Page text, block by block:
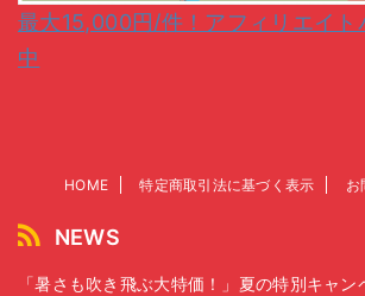
最大15,000円/件！アフィリエイト
中
HOME 特定商取引法に基づく表示 お
NEWS
「暑さも吹き飛ぶ大特価！」夏の特別キャ